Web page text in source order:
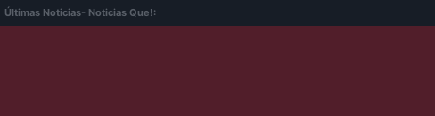
Últimas Noticias- Noticias Que!: